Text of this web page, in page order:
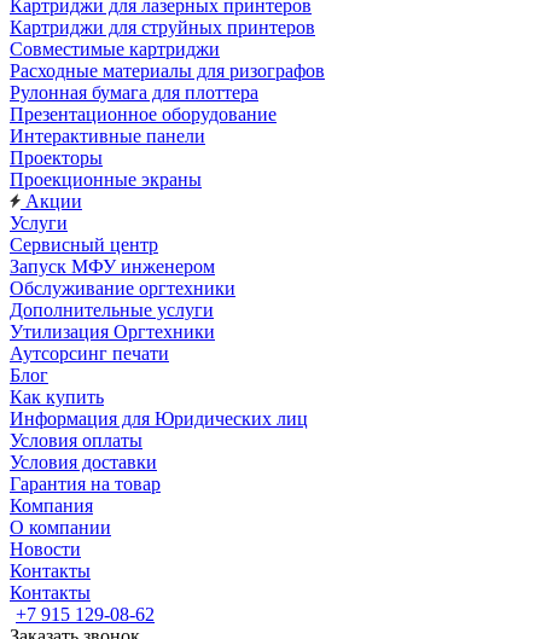
Картриджи для лазерных принтеров
Картриджи для струйных принтеров
Совместимые картриджи
Расходные материалы для ризографов
Рулонная бумага для плоттера
Презентационное оборудование
Интерактивные панели
Проекторы
Проекционные экраны
Акции
Услуги
Сервисный центр
Запуск МФУ инженером
Обслуживание оргтехники
Дополнительные услуги
Утилизация Оргтехники
Аутсорсинг печати
Блог
Как купить
Информация для Юридических лиц
Условия оплаты
Условия доставки
Гарантия на товар
Компания
О компании
Новости
Контакты
Контакты
+7 915 129-08-62